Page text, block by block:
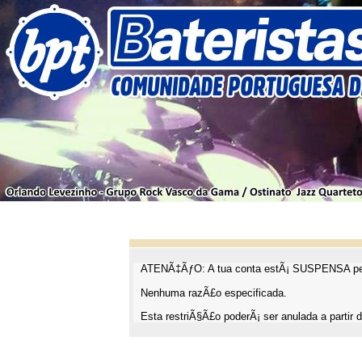
ATENÃ‡ÃƒO: A tua conta estÃ¡ SUSPENSA
Nenhuma razÃ£o especificada.
Esta restriÃ§Ã£o poderÃ¡ ser anulada a partir